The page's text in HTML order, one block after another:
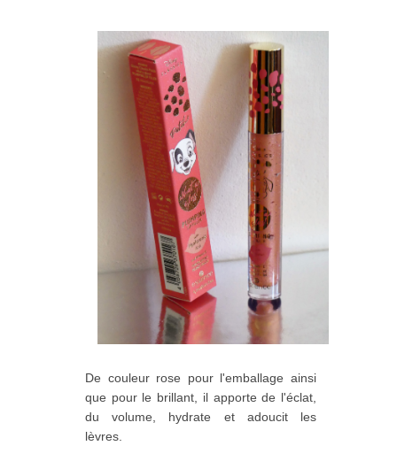
De couleur rose pour l'emballage ainsi
que pour le brillant, il apporte de l'éclat,
du volume, hydrate et adoucit les
lèvres.